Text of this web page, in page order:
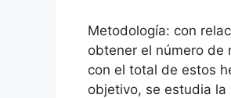
Metodología: con
obtener el número de
con el total de estos
objetivo, se estudia